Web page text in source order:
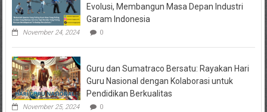
Evolusi, Membangun Masa Depan Industri
Garam Indonesia
November 24, 2024 0
Guru dan Sumatraco Bersatu: Rayakan Hari
Guru Nasional dengan Kolaborasi untuk
Pendidikan Berkualitas
November 25, 2024 0